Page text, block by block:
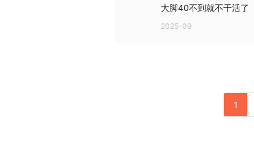
大脚40不到就不干活了
2025-09
1